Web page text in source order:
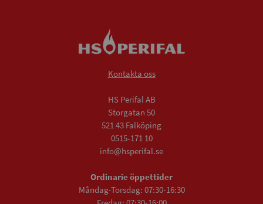
Kontakta oss
HS Perifal AB
Storgatan 50
521 43 Falköping
0515-171 10
info@hsperifal.se
Ordinarie öppettider
Måndag-Torsdag: 07:30-16:30